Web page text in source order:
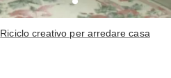
Riciclo creativo per arredare casa